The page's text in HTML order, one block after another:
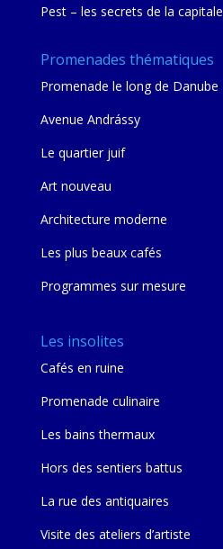
Pest – les secrets de la capitale
Promenades thématiques
Promenade le long de Danube
Avenue Andrássy
Le quartier juif
Art nouveau
Architecture moderne
Les plus beaux cafés
Programmes sur mesure
Les insolites
Cafés en ruine
Promenade culinaire
Les bains thermaux
Hors des sentiers battus
La rue des antiquaires
Visite des ateliers d’artiste